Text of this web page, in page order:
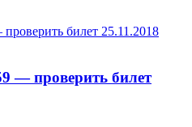
— проверить билет